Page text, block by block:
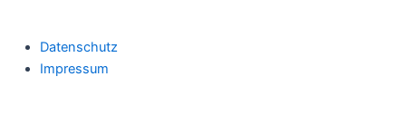
Datenschutz
Impressum